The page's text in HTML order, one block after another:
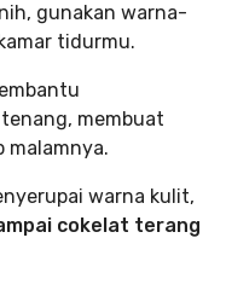
gunakan warna-
tidurmu.
membuat
malamnya.
warna kulit,
cokelat terang